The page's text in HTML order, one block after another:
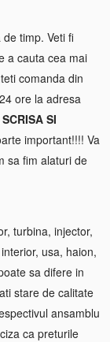
timp. Veti fi
a cauta cea mai
comanda din
ore la adresa
SI
important!!!! Va
sa fim alaturi de
turbina, injector,
usa, haion,
sa difere in
stare de calitate
ansamblu
ca preturile